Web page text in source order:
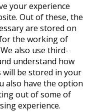
your experience
Out of these, the
are stored on
the working of
also use third-
understand how
will be stored in your
also have the option
out of some of
experience.